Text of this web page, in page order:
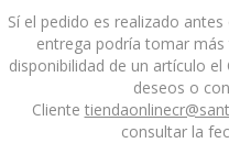
Sí el pedido es realizado
entrega podría tomar
disponibilidad de un artículo
deseos o
Cliente
consultar la